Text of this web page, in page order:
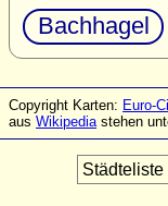
Bachhagel
Copyright Karten: Euro-
aus Wikipediastehen
Städteliste